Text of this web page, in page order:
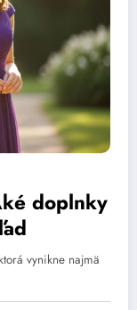
doplnky
vynikne najmä